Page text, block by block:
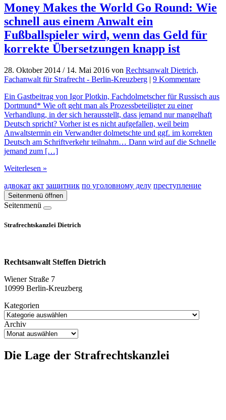
Money Makes the World Go Round: Wie
schnell aus einem Anwalt ein
Fußballspieler wird, wenn das Geld für
korrekte Übersetzungen knapp ist
28. Oktober 2014 / 14. Mai 2016 von Rechtsanwalt Dietrich,
Fachanwalt für Strafrecht - Berlin-Kreuzberg | 9 Kommentarezu
Makes
World
Round:
Wie
ein
Ein Gastbeitrag von Igor Plotkin, Fachdolmetscher für Russisch aus
Dortmund* Wie oft geht man als Prozessbeteiligter zu einer
Verhandlung, in der sich herausstellt, dass jemand nur mangelhaft
Deutsch spricht? Vorher ist es nicht aufgefallen, weil beim
Anwaltstermin ein Verwandter dolmetschte und ggf. im korrekten
Deutsch am Schriftverkehr teilnahm… Dann wird auf die Schnelle
jemand zum […]
Weiterlesen »
адвокат акт защитник по уголовному делу преступление
Seitenmenü öffnen
Seitenmenü
Strafrechtskanzlei Dietrich
Rechtsanwalt Steffen Dietrich
Wiener Straße 7
10999 Berlin-Kreuzberg
Kategorien
Archiv
Die Lage der Strafrechtskanzlei